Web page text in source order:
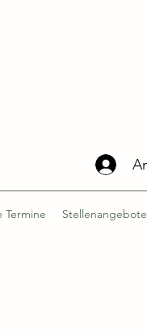
Termine Stellenangebote